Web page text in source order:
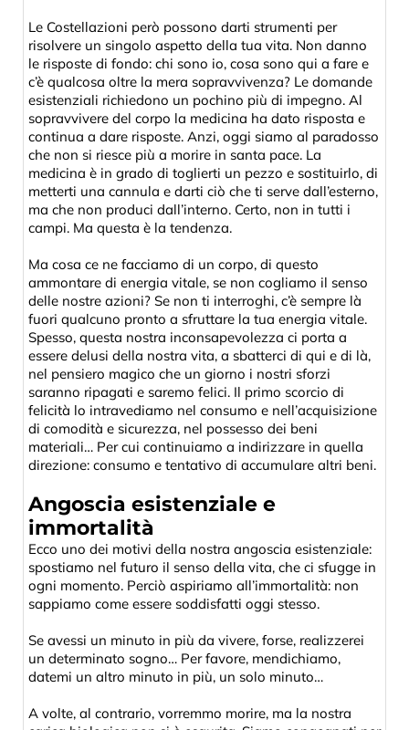
Le Costellazioni però possono darti strumenti per
risolvere un singolo aspetto della tua vita. Non danno
le risposte di fondo: chi sono io, cosa sono qui a fare e
c’è qualcosa oltre la mera sopravvivenza? Le domande
esistenziali richiedono un pochino più di impegno. Al
sopravvivere del corpo la medicina ha dato risposta e
continua a dare risposte. Anzi, oggi siamo al paradosso
che non si riesce più a morire in santa pace. La
medicina è in grado di toglierti un pezzo e sostituirlo, di
metterti una cannula e darti ciò che ti serve dall’esterno,
ma che non produci dall’interno. Certo, non in tutti i
campi. Ma questa è la tendenza.
Ma cosa ce ne facciamo di un corpo, di questo
ammontare di energia vitale, se non cogliamo il senso
delle nostre azioni? Se non ti interroghi, c’è sempre là
fuori qualcuno pronto a sfruttare la tua energia vitale.
Spesso, questa nostra inconsapevolezza ci porta a
essere delusi della nostra vita, a sbatterci di qui e di là,
nel pensiero magico che un giorno i nostri sforzi
saranno ripagati e saremo felici. Il primo scorcio di
felicità lo intravediamo nel consumo e nell’acquisizione
di comodità e sicurezza, nel possesso dei beni
materiali… Per cui continuiamo a indirizzare in quella
direzione: consumo e tentativo di accumulare altri beni.
Angoscia esistenziale e
immortalità
Ecco uno dei motivi della nostra angoscia esistenziale:
spostiamo nel futuro il senso della vita, che ci sfugge in
ogni momento. Perciò aspiriamo all’immortalità: non
sappiamo come essere soddisfatti oggi stesso.
Se avessi un minuto in più da vivere, forse, realizzerei
un determinato sogno… Per favore, mendichiamo,
datemi un altro minuto in più, un solo minuto…
A volte, al contrario, vorremmo morire, ma la nostra